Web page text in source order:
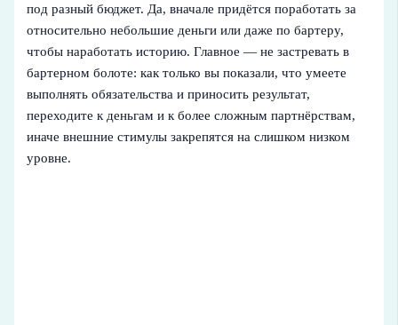
под разный бюджет. Да, вначале придётся поработать за
относительно небольшие деньги или даже по бартеру,
чтобы наработать историю. Главное — не застревать в
бартерном болоте: как только вы показали, что умеете
выполнять обязательства и приносить результат,
переходите к деньгам и к более сложным партнёрствам,
иначе внешние стимулы закрепятся на слишком низком
уровне.